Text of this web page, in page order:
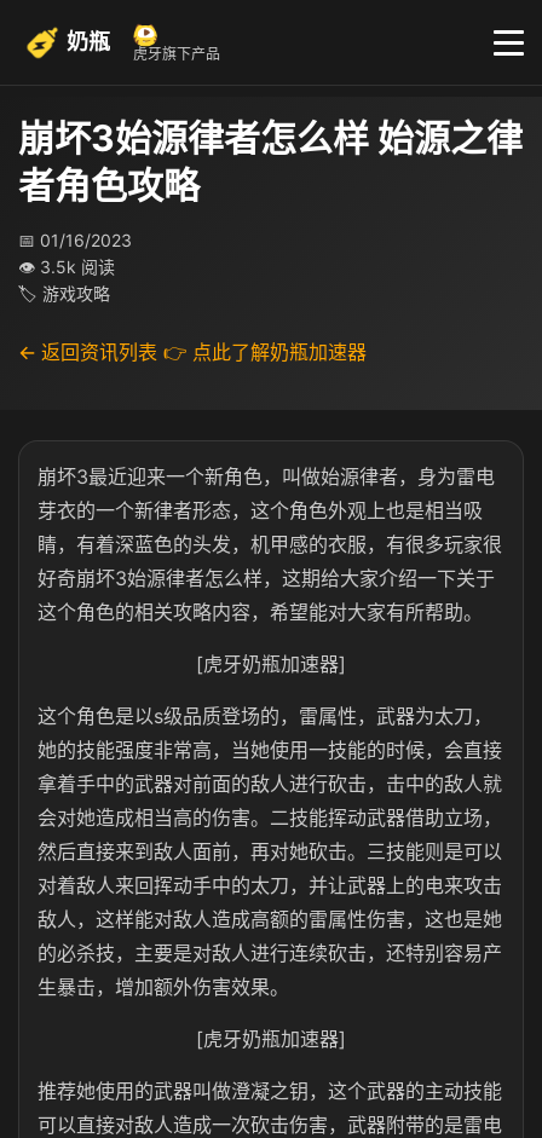
奶瓶 虎牙旗下产品
崩坏3始源律者怎么样 始源之律
者角色攻略
📅 01/16/2023
👁 3.5k 阅读
🏷 游戏攻略
← 返回资讯列表 👉 点此了解奶瓶加速器
崩坏3最近迎来一个新角色，叫做始源律者，身为雷电
芽衣的一个新律者形态，这个角色外观上也是相当吸
睛，有着深蓝色的头发，机甲感的衣服，有很多玩家很
好奇崩坏3始源律者怎么样，这期给大家介绍一下关于
这个角色的相关攻略内容，希望能对大家有所帮助。
[虎牙奶瓶加速器]
这个角色是以s级品质登场的，雷属性，武器为太刀，
她的技能强度非常高，当她使用一技能的时候，会直接
拿着手中的武器对前面的敌人进行砍击，击中的敌人就
会对她造成相当高的伤害。二技能挥动武器借助立场，
然后直接来到敌人面前，再对她砍击。三技能则是可以
对着敌人来回挥动手中的太刀，并让武器上的电来攻击
敌人，这样能对敌人造成高额的雷属性伤害，这也是她
的必杀技，主要是对敌人进行连续砍击，还特别容易产
生暴击，增加额外伤害效果。
[虎牙奶瓶加速器]
推荐她使用的武器叫做澄凝之钥，这个武器的主动技能
可以直接对敌人造成一次砍击伤害，武器附带的是雷电